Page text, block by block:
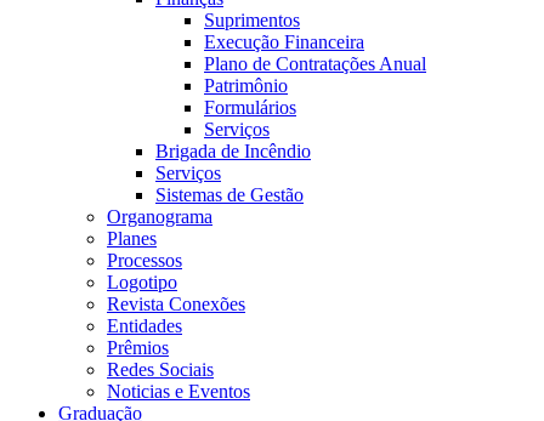
Suprimentos
Execução Financeira
Plano de Contratações Anual
Patrimônio
Formulários
Serviços
Brigada de Incêndio
Serviços
Sistemas de Gestão
Organograma
Planes
Processos
Logotipo
Revista Conexões
Entidades
Prêmios
Redes Sociais
Noticias e Eventos
Graduação